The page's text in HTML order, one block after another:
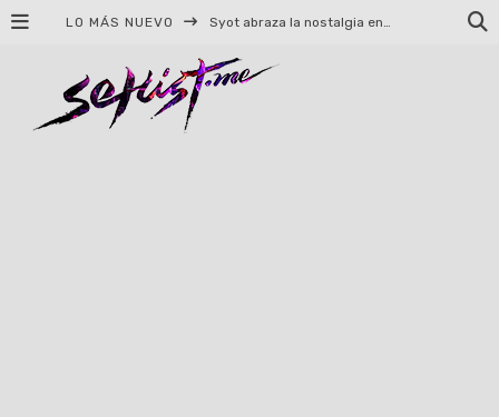
LO MÁS NUEVO Syot abraza la nostalgia en «Blame», el primer adelanto de su EP debut